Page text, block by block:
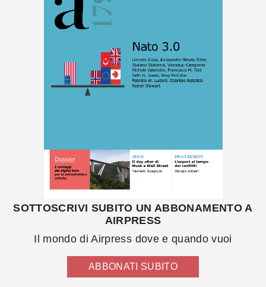
SOTTOSCRIVI SUBITO UN ABBONAMENTO A
AIRPRESS
Il mondo di Airpress dove e quando vuoi
ABBONATI SUBITO